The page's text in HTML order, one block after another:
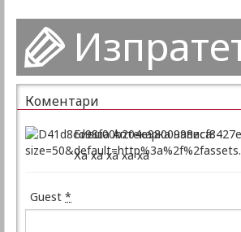
Коментари
Бивша Аптекарка написа:
Ха ха ха ха ха
Guest *